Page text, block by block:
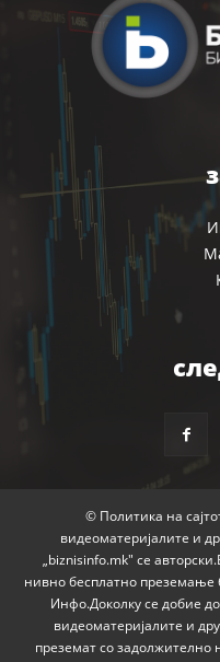
© Политика на
видеоматеријалите и
„biznisinfo.mk" се
нивно бесплатно преземање
Инфо.Доколку се добие
видеоматеријалите и
преземат со задолжително